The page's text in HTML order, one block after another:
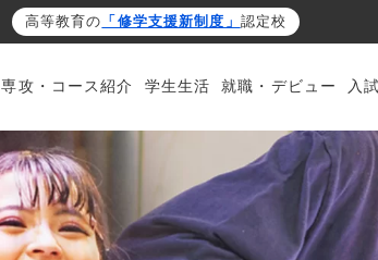
高等教育の 「修学支援新制度」 認定校
専攻・コース紹介 学生生活 就職・デビュー 入